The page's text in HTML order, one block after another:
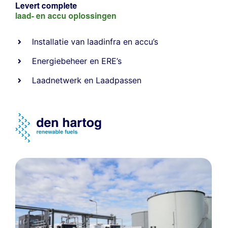
Levert complete
laad- en accu oplossingen
Installatie van laadinfra en accu’s
Energiebeheer en ERE’s
Laadnetwerk en Laadpassen